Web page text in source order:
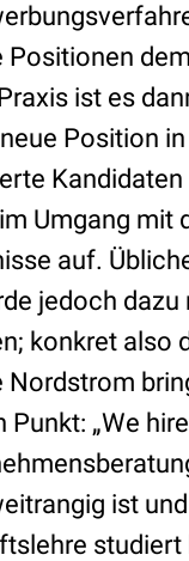
Positionen
ist es
Position
Umgang mit
auf.
jedoch
konkret also
Nordstrom
Punkt: „We
ist
studiert